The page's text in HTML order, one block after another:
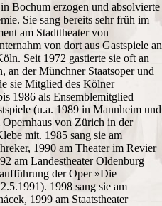
Bochum erzogen und absolvierte
Sie sang bereits sehr früh im
am Stadttheater von
von dort aus Gastspiele an
Seit 1972 gastierte sie oft an
an der Münchner Staatsoper und
sie Mitglied des Kölner
1986 als Ensemblemitglied
(u.a. 1989 in Mannheim und
von Zürich in der
mit. 1985 sang sie am
1990 am Theater im Revier
am Landestheater Oldenburg
der Oper »Die
1998 sang sie am
1999 am Staatstheater